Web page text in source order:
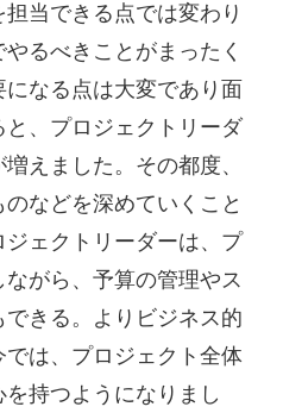
当できる点では変わり
るべきことがまったく
なる点は大変であり面
、プロジェクトリーダ
えました。その都度、
などを深めていくこと
ェクトリーダーは、プ
がら、予算の管理やス
きる。よりビジネス的
は、プロジェクト全体
持つようになりまし